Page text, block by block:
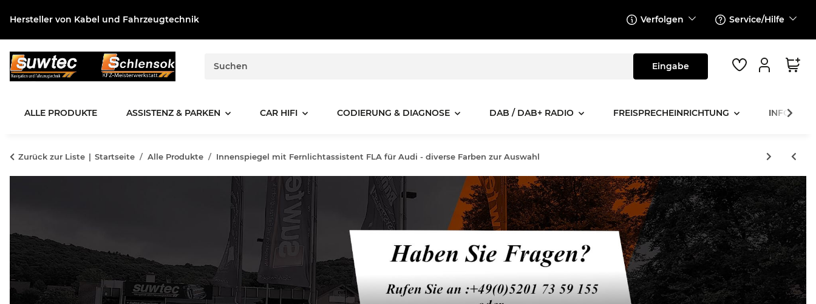
Hersteller von Kabel und Fahrzeugtechnik Verfolgen Service/Hilfe
ALLE PRODUKTE ASSISTENZ & PARKEN CAR HIFI CODIERUNG & DIAGNOSE DAB / DAB+ RADIO FREISPRECHEINRICHTUNG
Zurück zur Liste Startseite Alle Produkte Innenspiegel mit Fernlichtassistent FLA für Audi - diverse Farben zur Auswahl